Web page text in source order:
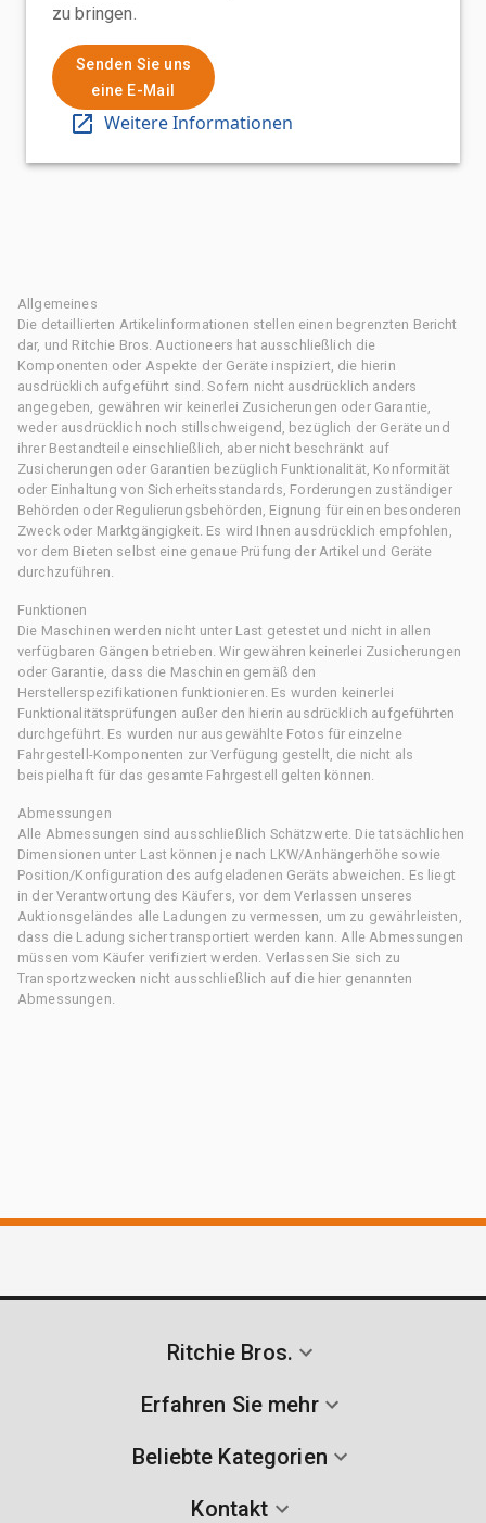
zu bringen.
Senden Sie uns
eine E-Mail
Weitere Informationen
Allgemeines
Die detaillierten Artikelinformationen stellen einen begrenzten Bericht
dar, und Ritchie Bros. Auctioneers hat ausschließlich die
Komponenten oder Aspekte der Geräte inspiziert, die hierin
ausdrücklich aufgeführt sind. Sofern nicht ausdrücklich anders
angegeben, gewähren wir keinerlei Zusicherungen oder Garantie,
weder ausdrücklich noch stillschweigend, bezüglich der Geräte und
ihrer Bestandteile einschließlich, aber nicht beschränkt auf
Zusicherungen oder Garantien bezüglich Funktionalität, Konformität
oder Einhaltung von Sicherheitsstandards, Forderungen zuständiger
Behörden oder Regulierungsbehörden, Eignung für einen besonderen
Zweck oder Marktgängigkeit. Es wird Ihnen ausdrücklich empfohlen,
vor dem Bieten selbst eine genaue Prüfung der Artikel und Geräte
durchzuführen.
Funktionen
Die Maschinen werden nicht unter Last getestet und nicht in allen
verfügbaren Gängen betrieben. Wir gewähren keinerlei Zusicherungen
oder Garantie, dass die Maschinen gemäß den
Herstellerspezifikationen funktionieren. Es wurden keinerlei
Funktionalitätsprüfungen außer den hierin ausdrücklich aufgeführten
durchgeführt. Es wurden nur ausgewählte Fotos für einzelne
Fahrgestell-Komponenten zur Verfügung gestellt, die nicht als
beispielhaft für das gesamte Fahrgestell gelten können.
Abmessungen
Alle Abmessungen sind ausschließlich Schätzwerte. Die tatsächlichen
Dimensionen unter Last können je nach LKW/Anhängerhöhe sowie
Position/Konfiguration des aufgeladenen Geräts abweichen. Es liegt
in der Verantwortung des Käufers, vor dem Verlassen unseres
Auktionsgeländes alle Ladungen zu vermessen, um zu gewährleisten,
dass die Ladung sicher transportiert werden kann. Alle Abmessungen
müssen vom Käufer verifiziert werden. Verlassen Sie sich zu
Transportzwecken nicht ausschließlich auf die hier genannten
Abmessungen.
Ritchie Bros.
Erfahren Sie mehr
Beliebte Kategorien
Kontakt